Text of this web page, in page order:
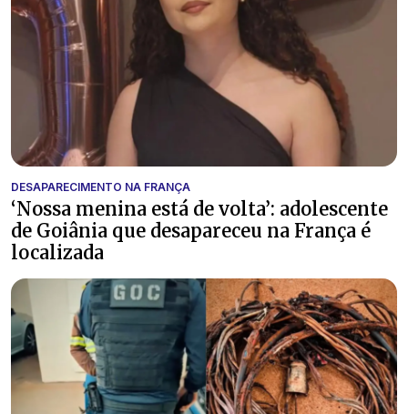
DESAPARECIMENTO NA FRANÇA
‘Nossa menina está de volta’: adolescente
de Goiânia que desapareceu na França é
localizada